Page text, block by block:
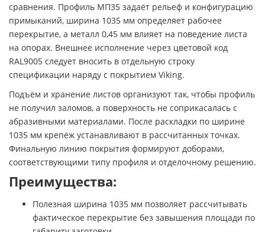
сравнения. Профиль МП35 задаёт рельеф и конфигурацию
примыканий, ширина 1035 мм определяет рабочее
перекрытие, а металл 0,45 мм влияет на поведение листа
на опорах. Внешнее исполнение через цветовой код
RAL9005 следует вносить в отдельную строку
спецификации наряду с покрытием Viking.
Подъём и хранение листов организуют так, чтобы профиль
не получил заломов, а поверхность не соприкасалась с
абразивными материалами. После раскладки по ширине
1035 мм крепёж устанавливают в рассчитанных точках.
Финальную линию покрытия формируют доборами,
соответствующими типу профиля и отделочному решению.
Преимущества:
Полезная ширина 1035 мм позволяет рассчитывать
фактическое перекрытие без завышения площади по